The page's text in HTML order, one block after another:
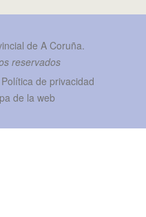
de A Coruña.
reservados
Política de privacidad
de la web